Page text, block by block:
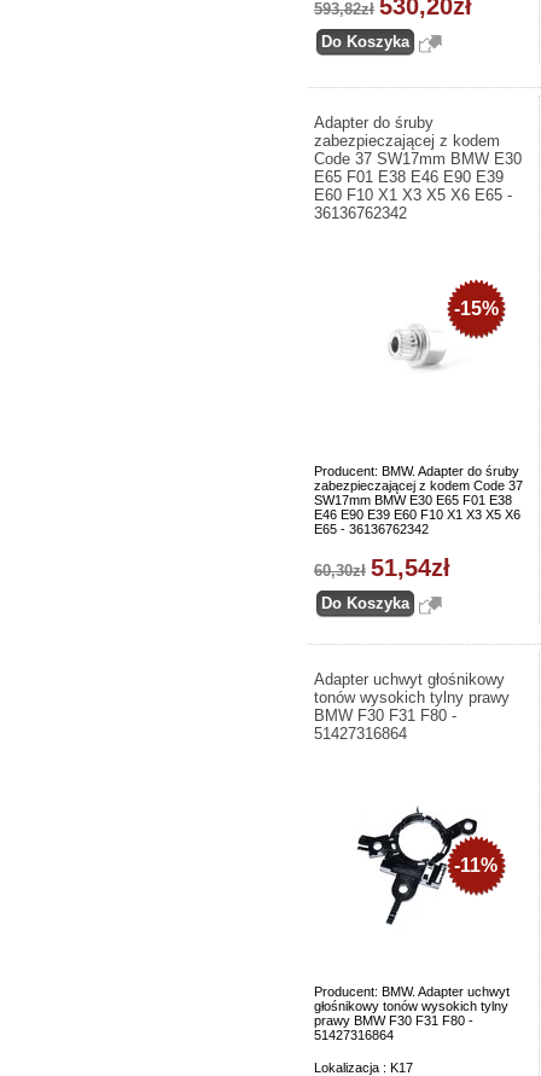
593,82zł 530,20zł
Adapter do śruby
zabezpieczającej z kodem
Code 37 SW17mm BMW E30
E65 F01 E38 E46 E90 E39
E60 F10 X1 X3 X5 X6 E65 -
36136762342
Producent: BMW. Adapter do śruby
zabezpieczającej z kodem Code 37
SW17mm BMW E30 E65 F01 E38
E46 E90 E39 E60 F10 X1 X3 X5 X6
E65 - 36136762342
-15%
60,30zł 51,54zł
Adapter uchwyt głośnikowy
tonów wysokich tylny prawy
BMW F30 F31 F80 -
51427316864
Producent: BMW. Adapter uchwyt
głośnikowy tonów wysokich tylny
prawy BMW F30 F31 F80 -
51427316864
Lokalizacja : K17
-11%